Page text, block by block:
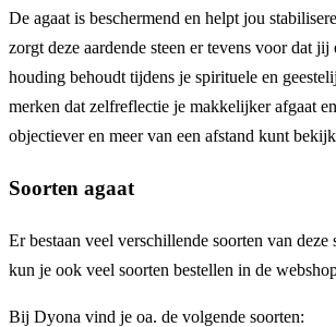
De agaat is beschermend en helpt jou
zorgt deze aardende steen er tevens voor dat jij
houding behoudt tijdens je spirituele en
merken dat zelfreflectie je makkelijker afgaat
objectiever en meer van een afstand kunt
Soorten agaat
Er bestaan veel verschillende soorten van deze
kun je ook veel soorten bestellen in de
Bij Dyona vind je oa. de volgende soorten: